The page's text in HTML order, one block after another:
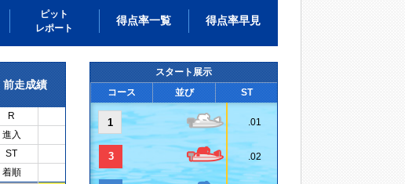
ピット
レポート
得点率一覧 得点率早見
前走成績
R
進入
ST
着順
スタート展示
コース
並び ST
1 .01
3 .02